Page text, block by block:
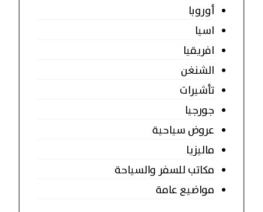
أوروبا
اسيا
افريقيا
الشنغن
تأشيرات
جورجيا
عروض سياحية
ماليزيا
مكاتب للسفر والسياحة
مواضيع عامة